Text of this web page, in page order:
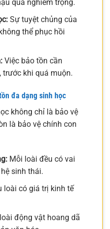
quả nghiêm trọng.
Sự tuyệt chủng của
thể phục hồi
Việc bảo tồn cần
khi quá muộn.
đa dạng sinh học
không chỉ là bảo vệ
là bảo vệ chính con
Mỗi loài đều có vai
sinh thái.
loài có giá trị kinh tế
động vật hoang dã